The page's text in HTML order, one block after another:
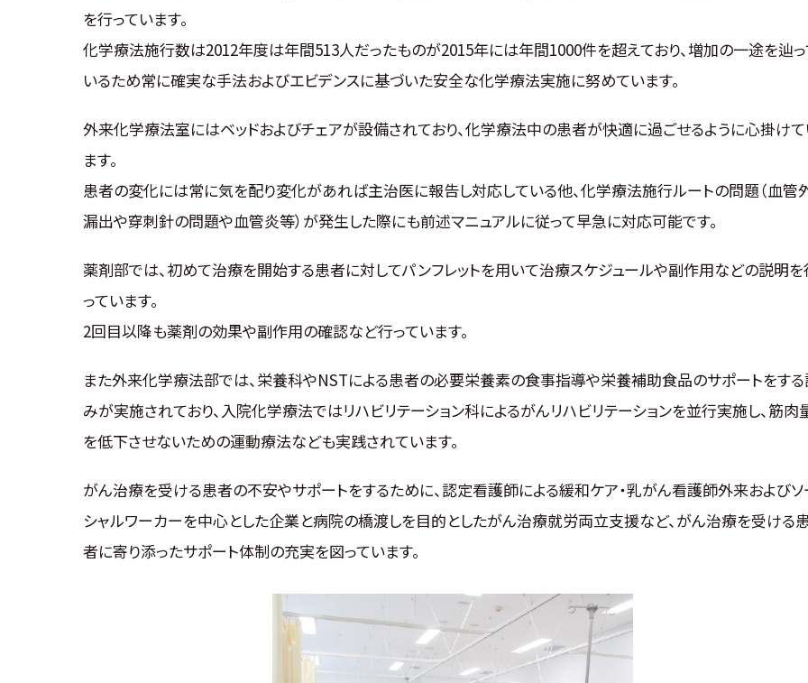
を行っています。
化学療法施行数は2012年度は年間513人だったものが2015年には年間1000件を超えており、増加の一途を辿
いるため常に確実な手法およびエビデンスに基づいた安全な化学療法実施に努めています。
外来化学療法室にはベッドおよびチェアが設備されており、化学療法中の患者が快適に過ごせるように心掛け
ます。
患者の変化には常に気を配り変化があれば主治医に報告し対応している他、化学療法施行ルートの問題（血管
漏出や穿刺針の問題や血管炎等）が発生した際にも前述マニュアルに従って早急に対応可能です。
薬剤部では、初めて治療を開始する患者に対してパンフレットを用いて治療スケジュールや副作用などの説明
っています。
2回目以降も薬剤の効果や副作用の確認など行っています。
また外来化学療法部では、栄養科やNSTによる患者の必要栄養素の食事指導や栄養補助食品のサポートをす
みが実施されており、入院化学療法ではリハビリテーション科によるがんリハビリテーションを並行実施し、筋肉
を低下させないための運動療法なども実践されています。
がん治療を受ける患者の不安やサポートをするために、認定看護師による緩和ケア・乳がん看護師外来およびソ
シャルワーカーを中心とした企業と病院の橋渡しを目的としたがん治療就労両立支援など、がん治療を受ける
者に寄り添ったサポート体制の充実を図っています。